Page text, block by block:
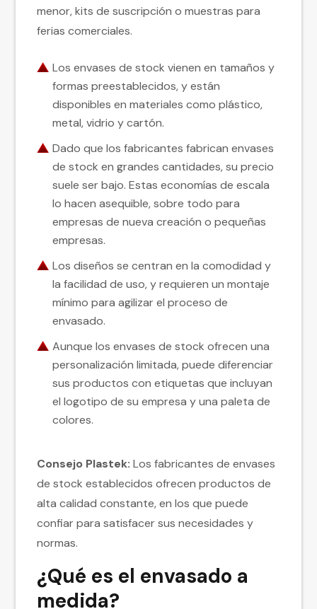
menor, kits de suscripción o muestras para
ferias comerciales.
Los envases de stock vienen en tamaños y
formas preestablecidos, y están
disponibles en materiales como plástico,
metal, vidrio y cartón.
Dado que los fabricantes fabrican envases
de stock en grandes cantidades, su precio
suele ser bajo. Estas economías de escala
lo hacen asequible, sobre todo para
empresas de nueva creación o pequeñas
empresas.
Los diseños se centran en la comodidad y
la facilidad de uso, y requieren un montaje
mínimo para agilizar el proceso de
envasado.
Aunque los envases de stock ofrecen una
personalización limitada, puede diferenciar
sus productos con etiquetas que incluyan
el logotipo de su empresa y una paleta de
colores.
Consejo Plastek: Los fabricantes de envases
de stock establecidos ofrecen productos de
alta calidad constante, en los que puede
confiar para satisfacer sus necesidades y
normas.
¿Qué es el envasado a
medida?